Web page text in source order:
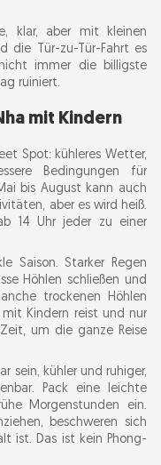
klar, aber mit kleinen
die Tür-zu-Tür-Fahrt es
immer die billigste
ruiniert.
mit Kindern
Spot: kühleres Wetter,
Bedingungen für
bis August kann auch
aber es wird heiß.
14 Uhr jeder zu einer
Saison. Starker Regen
Höhlen schließen und
trockenen Höhlen
Kindern reist und nur
um die ganze Reise
sein, kühler und ruhiger,
Pack eine leichte
Morgenstunden ein.
beschweren sich
ist. Das ist kein Phong-